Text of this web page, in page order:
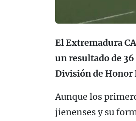
El Extremadura
un resultado de
División de Honor
Aunque los
jienenses y su